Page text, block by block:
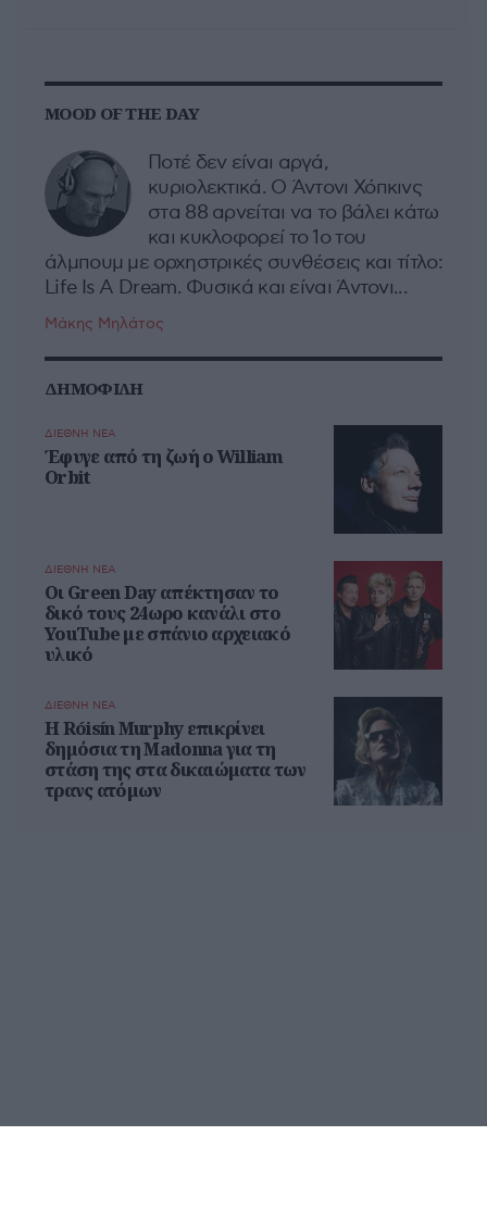
MOOD OF THE DAY
Ποτέ δεν είναι αργά,
κυριολεκτικά. Ο Άντονι Χόπκινς
στα 88 αρνείται να το βάλει κάτω
και κυκλοφορεί το 1ο του
άλμπουμ με ορχηστρικές συνθέσεις και τίτλο:
Life Is A Dream. Φυσικά και είναι Άντονι...
Μάκης Μηλάτος
ΔΗΜΟΦΙΛΗ
ΔΙΕΘΝΗ ΝΕΑ
Έφυγε από τη ζωή ο William
Orbit
ΔΙΕΘΝΗ ΝΕΑ
Οι Green Day απέκτησαν το
δικό τους 24ωρο κανάλι στο
YouTube με σπάνιο αρχειακό
υλικό
ΔΙΕΘΝΗ ΝΕΑ
Η Róisín Murphy επικρίνει
δημόσια τη Madonna για τη
στάση της στα δικαιώματα των
τρανς ατόμων